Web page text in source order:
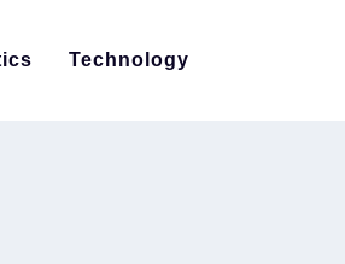
Technology